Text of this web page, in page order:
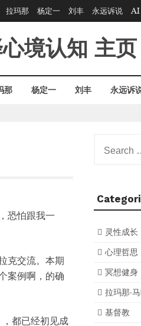
拉玛那 杨定一 刘丰 永远诉说 AI
境认知 主页
那 杨定一 刘丰 永远诉
恐怕跟我一
克交流。本期
案例啊，的确
都已经初见成
for:
灵性成长
心理哲思
冥想健身
拉玛那·
基督教